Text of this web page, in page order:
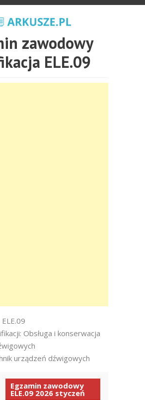
zawodowy
ELE.09
Obsługa i konserwacja
urządzeń dźwigowych
Egzamin zawodowy
ELE.09 2026 styczeń